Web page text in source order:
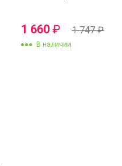
1 660 ₽ 1 747₽
В наличии